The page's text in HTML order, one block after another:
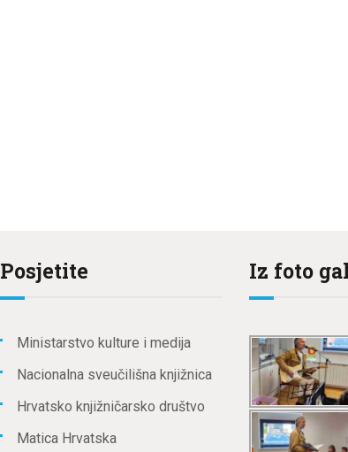
Posjetite
Ministarstvo kulture i medija
Nacionalna sveučilišna knjižnica
Hrvatsko knjižničarsko društvo
Matica Hrvatska
Iz foto